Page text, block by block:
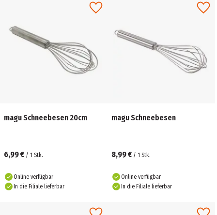
magu Schneebesen 20cm
6,99 € / 1 Stk.
Online verfügbar
In die Filiale lieferbar
magu Schneebesen
8,99 € / 1 Stk.
Online verfügbar
In die Filiale lieferbar